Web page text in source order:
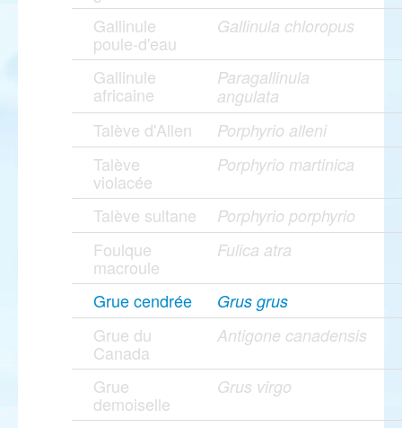
Gallinule
poule-d'eau
Gallinula chloropus
Gallinule
africaine
Paragallinula
angulata
Talève d'Allen Porphyrio alleni
Talève
violacée
Porphyrio martinica
Talève sultane Porphyrio porphyrio
Foulque
macroule
Fulica atra
Grue cendrée Grus grus
Grue du
Canada
Antigone canadensis
Grue
demoiselle
Grus virgo